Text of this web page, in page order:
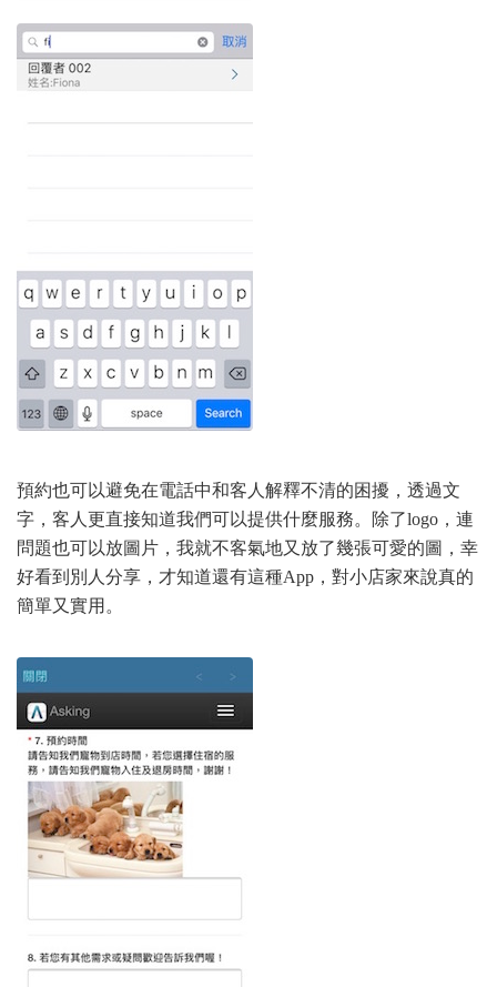
預約也可以避免在電話中和客人解釋不清的困擾，透過文
字，客人更直接知道我們可以提供什麼服務。除了logo，連
問題也可以放圖片，我就不客氣地又放了幾張可愛的圖，幸
好看到別人分享，才知道還有這種App，對小店家來說真的
簡單又實用。